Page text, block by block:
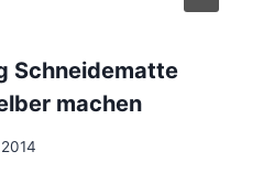
Schneidematte
machen